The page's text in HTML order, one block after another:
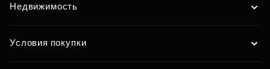
Недвижимость
Условия покупки